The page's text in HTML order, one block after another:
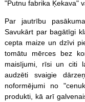
"Putnu fabrika Ķekava"
Par jautrību
Savukārt par bagātīgi
cepta maize un dzīvi
tomātu mērces bez
maisījumi, rīsi un citi
audzēti svaigie
noformējumi no
produkti, kā arī